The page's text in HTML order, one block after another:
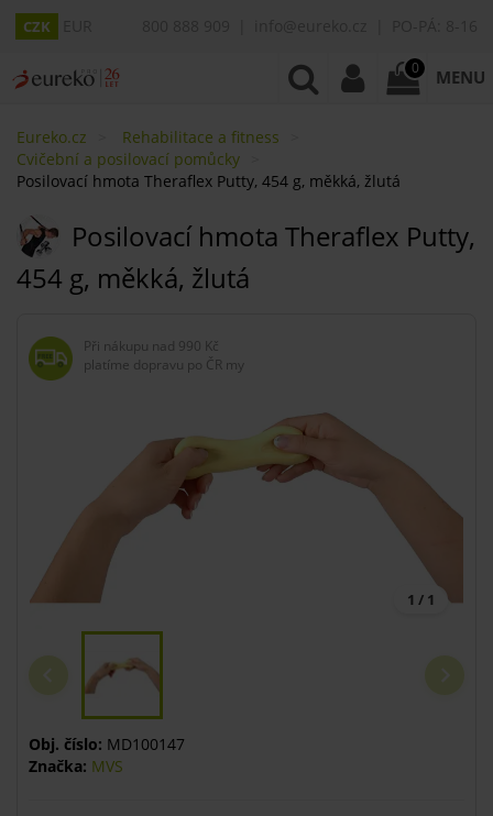
CZK
0 MENU
Eureko.cz
Rehabilitace a fitness
Cvičební a posilovací pomůcky
Posilovací hmota Theraflex Putty, 454 g, měkká, žlutá
Posilovací hmota Theraflex Putty,
454 g, měkká, žlutá
Při nákupu nad 990 Kč
platíme dopravu po ČR my
1 / 1
Obj. číslo: MD100147
Značka: MVS